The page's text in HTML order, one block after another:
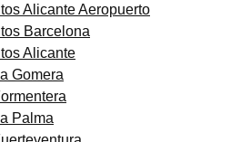
Alicante Aeropuerto
Barcelona
Alicante
Gomera
Palma